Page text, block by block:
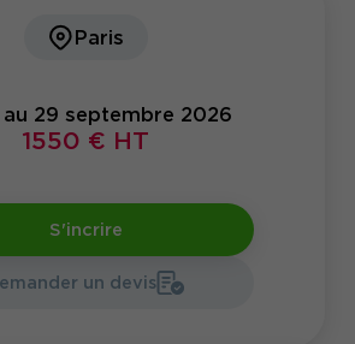
Paris
au 29 septembre 2026
1550 € HT
S'incrire
un devis